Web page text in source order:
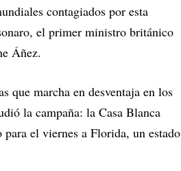
contagiados por esta
el primer ministro británico
Áñez.
que marcha en desventaja en los
la campaña: la Casa Blanca
el viernes a Florida, un estado